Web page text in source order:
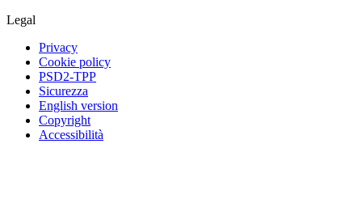
Legal
Privacy
Cookie policy
PSD2-TPP
Sicurezza
English version
Copyright
Accessibilità